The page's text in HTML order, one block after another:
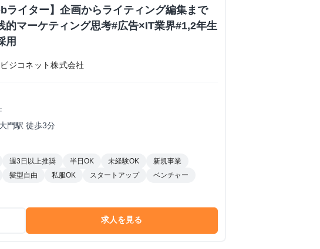
ライター】企画からライティング編集まで
的マーケティング思考#広告×IT業界#1,2年生
用
ビジコネット株式会社
門駅 徒歩3分
週3日以上推奨 半日OK 未経験OK
新規事業
髪型自由 私服OK スタートアップ
ベンチャー
求人を見る